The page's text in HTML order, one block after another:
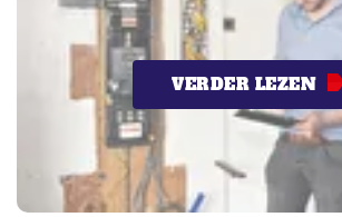
VERDER LEZEN